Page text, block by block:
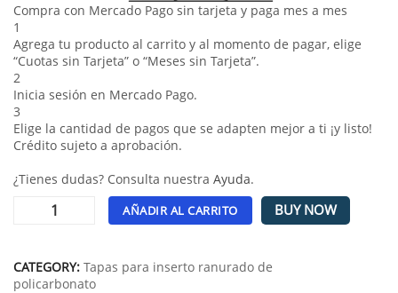
Compra con Mercado Pago sin tarjeta y paga mes a mes
1
Agrega tu producto al carrito y al momento de pagar, elige
“Cuotas sin Tarjeta” o “Meses sin Tarjeta”.
2
Inicia sesión en Mercado Pago.
3
Elige la cantidad de pagos que se adapten mejor a ti ¡y listo!
Crédito sujeto a aprobación.
¿Tienes dudas? Consulta nuestra Ayuda.
AÑADIR AL CARRITO BUY NOW
CATEGORY: Tapas para inserto ranurado de
policarbonato